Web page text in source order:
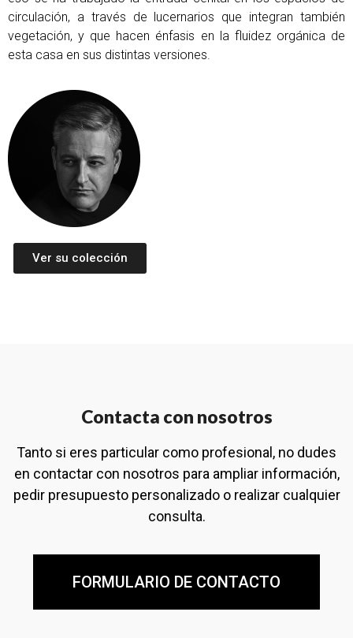
circulación, a través de lucernarios que integran también
vegetación, y que hacen énfasis en la fluidez orgánica de
esta casa en sus distintas versiones.
Ver su colección
Contacta con nosotros
Tanto si eres particular como profesional, no dudes
en contactar con nosotros para ampliar información,
pedir presupuesto personalizado o realizar cualquier
consulta.
FORMULARIO DE CONTACTO